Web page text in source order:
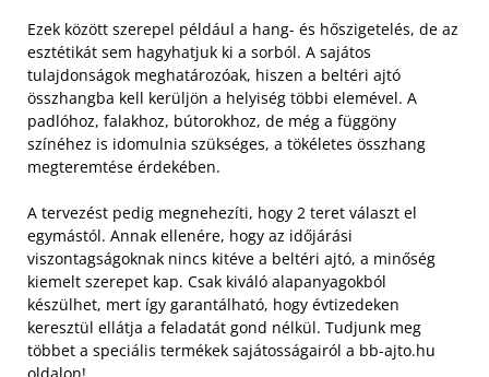
Ezek között szerepel például a hang- és hőszigetelés, de az
esztétikát sem hagyhatjuk ki a sorból. A sajátos
tulajdonságok meghatározóak, hiszen a beltéri ajtó
összhangba kell kerüljön a helyiség többi elemével. A
padlóhoz, falakhoz, bútorokhoz, de még a függöny
színéhez is idomulnia szükséges, a tökéletes összhang
megteremtése érdekében.
A tervezést pedig megnehezíti, hogy 2 teret választ el
egymástól. Annak ellenére, hogy az időjárási
viszontagságoknak nincs kitéve a beltéri ajtó, a minőség
kiemelt szerepet kap. Csak kiváló alapanyagokból
készülhet, mert így garantálható, hogy évtizedeken
keresztül ellátja a feladatát gond nélkül. Tudjunk meg
többet a speciális termékek sajátosságairól a bb-ajto.hu